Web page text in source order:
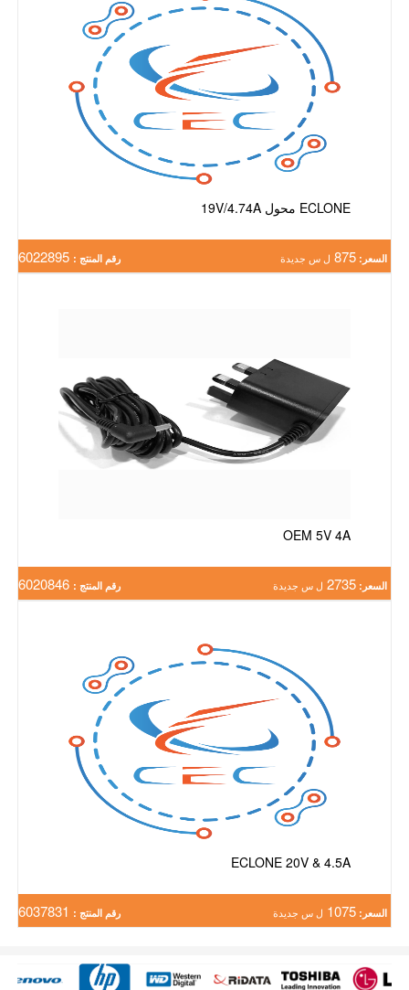
ECLONE محول 19V/4.74A
السعر: 875 ل س جديدة رقم المنتج :
OEM 5V 4A
السعر: 2735 ل س جديدة رقم المنتج :
ECLONE 20V & 4.5A
السعر: 1075 ل س جديدة رقم المنتج :